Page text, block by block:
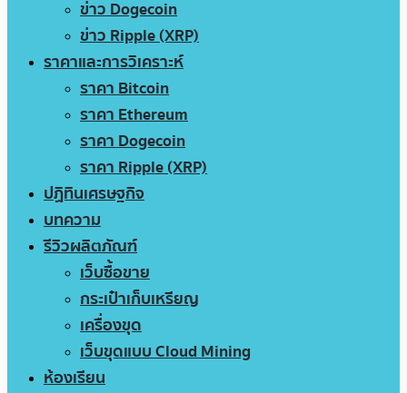
ข่าว Dogecoin
ข่าว Ripple (XRP)
ราคาและการวิเคราะห์
ราคา Bitcoin
ราคา Ethereum
ราคา Dogecoin
ราคา Ripple (XRP)
ปฏิทินเศรษฐกิจ
บทความ
รีวิวผลิตภัณฑ์
เว็บซื้อขาย
กระเป๋าเก็บเหรียญ
เครื่องขุด
เว็บขุดแบบ Cloud Mining
ห้องเรียน